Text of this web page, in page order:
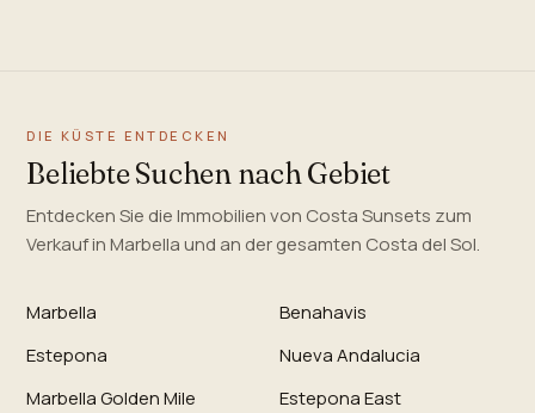
DIE KÜSTE ENTDECKEN
Beliebte Suchen nach Gebiet
Entdecken Sie die Immobilien von Costa Sunsets zum
Verkauf in Marbella und an der gesamten Costa del Sol.
Marbella
Benahavis
Estepona
Nueva Andalucia
Marbella Golden Mile
Estepona East